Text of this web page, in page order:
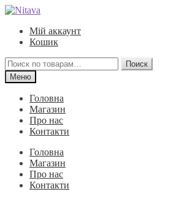
Перейти
навигации
Перейти
содержимому
Мій аккаунт
Кошик
Искать:
Поиск
Меню
Головна
Магазин
Про нас
Контакти
Головна
Магазин
Про нас
Контакти